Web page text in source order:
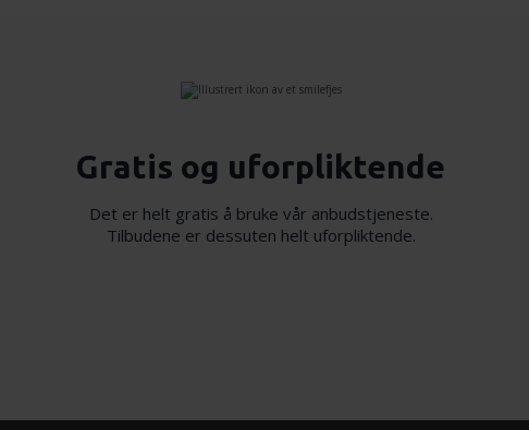
Gratis og uforpliktende
Det er helt gratis å bruke vår anbudstjeneste.
Tilbudene er dessuten helt uforpliktende.